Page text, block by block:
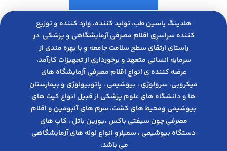
هلدینگ یاسین طب، تولید کننده، وارد کننده و توزیع
کننده سراسری اقلام مصرفی آزمایشگاهی و پزشکی در
راﺳﺘﺎی ارﺗﻘﺎی ﺳﻄﺢ ﺳﻼﻣﺖ ﺟﺎﻣﻌﻪ و ﺑﺎ ﺑﻬﺮه ﻣﻨﺪی از
ﺳﺮﻣﺎﯾﻪ انسانی متعهد و ﺑﺮﺧﻮرداری از ﺗﺠﻬﯿﺰات ﮐﺎرآﻣﺪ،
عرضه کننده ی انواع اﻗﻼم مصرفی آزﻣﺎﯾﺸﮕﺎه های
میکروبی، ﺳﺮوﻟﻮژی ، ﺑﯿﻮﺷﯿﻤﯽ ، پاتوبیولوژی و بیمارستان
ها و دانشگاه های علوم پزشکی از قبیل انواع کیت های
بیوشیمی ومحیط های کشت، سرم های آلبومین و اقلام
مصرفی چون سیفتی باکس ،یورین باتل ، کاپ های
دستگاه بیوشیمی ، سمپلرو انواع لوله های آزمایشگاهی
می باشد.